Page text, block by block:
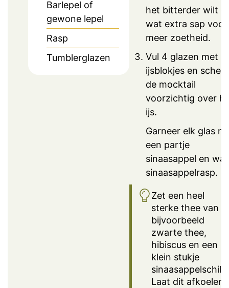
Barlepel of
gewone lepel
Rasp
Tumblerglazen
het bitterder wilt
wat extra sap voor
meer zoetheid.
Vul 4 glazen met
ijsblokjes en
de mocktail
voorzichtig over
ijs.
Garneer elk glas
een partje
sinaasappel en wat
sinaasappelrasp.
Zet een heel
sterke thee van
bijvoorbeeld
zwarte thee,
hibiscus en een
klein stukje
sinaasappelschil.
Laat dit afkoelen